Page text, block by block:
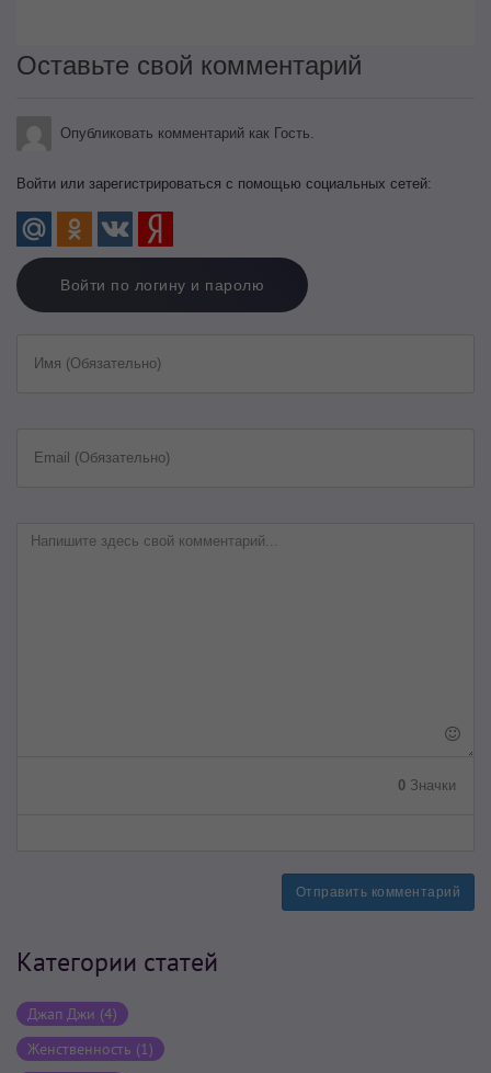
Оставьте свой комментарий
Опубликовать комментарий как Гость.
Войти или зарегистрироваться с помощью социальных сетей:
Войти по логину и паролю
Имя (Обязательно)
Email (Обязательно)
0 Значки
Отправить комментарий
Категории статей
Джап Джи (4)
Женственность (1)